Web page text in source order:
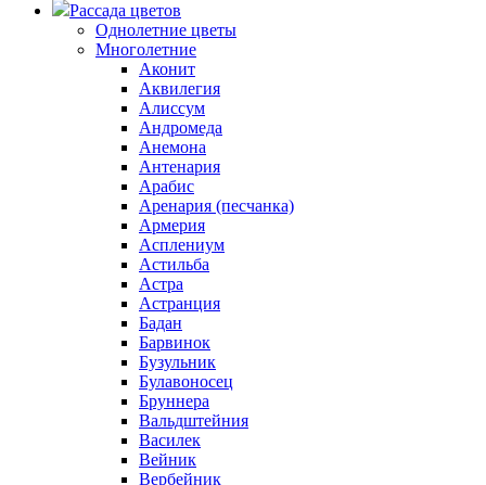
Рассада цветов
Однолетние цветы
Многолетние
Аконит
Аквилегия
Алиссум
Андромеда
Анемона
Антенария
Арабис
Аренария (песчанка)
Армерия
Асплениум
Астильба
Астра
Астранция
Бадан
Барвинок
Бузульник
Булавоносец
Бруннера
Вальдштейния
Василек
Вейник
Вербейник